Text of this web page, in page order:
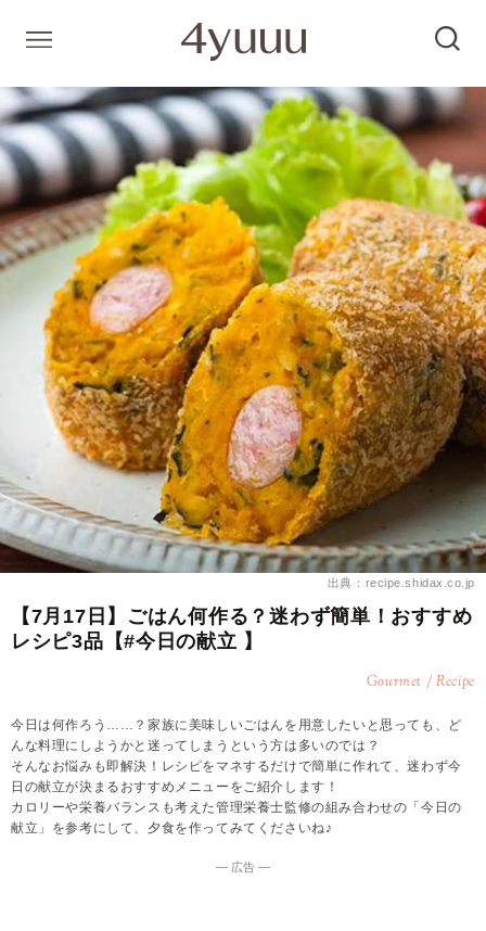
出典：recipe.shidax.co.jp
【7月17日】ごはん何作る？迷わず簡単！おすすめ
レシピ3品【#今日の献立 】
Gourmet / Recipe
今日は何作ろう……？家族に美味しいごはんを用意したいと思っても、ど
んな料理にしようかと迷ってしまうという方は多いのでは？
そんなお悩みも即解決！レシピをマネするだけで簡単に作れて、迷わず今
日の献立が決まるおすすめメニューをご紹介します！
カロリーや栄養バランスも考えた管理栄養士監修の組み合わせの「今日の
献立」を参考にして、夕食を作ってみてくださいね♪
― 広告 ―